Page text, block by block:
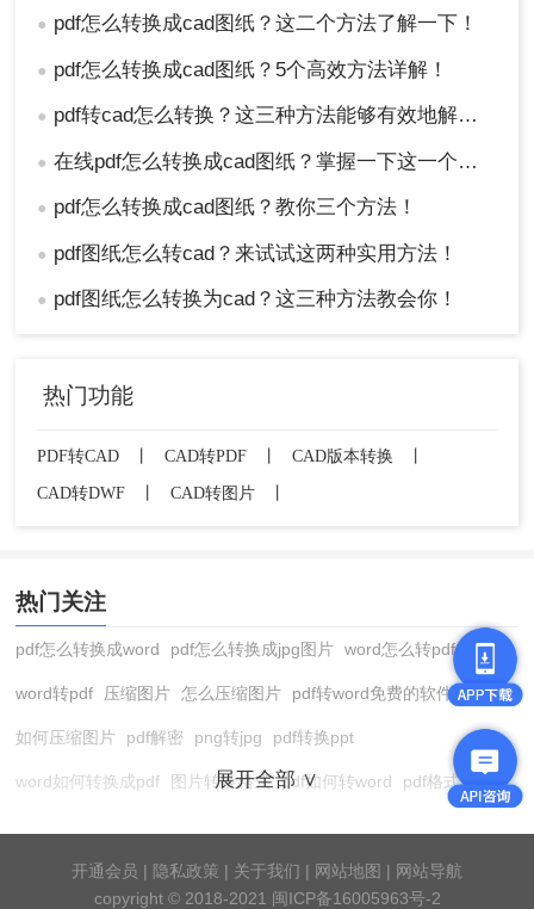
→ 选择处理后的图片
4、矢量化设置：
模式：选择【Technical Drawing】
Curves】
文字：启用【OCR】→ 选择中文识别库
阈值：滑块调至 70-85（根据图纸深浅微
调）
5、执行转换：点击【Vectorize】→ 预览修正
在AutoCAD中用
推荐工具
DWG Converter
✅ 优点：
界面中文友好，操作门槛低
保留基础图层结构
❌ 缺点 ：
免费版有水印/页数限制
● pdf怎么转换成cad图纸？这二个方法了解一下！
● pdf怎么转换成cad图纸？5个高效方法详解！
● pdf转cad怎么转换？这三种方法能够有效地解决问题 ！
● 在线pdf怎么转换成cad图纸？掌握一下这一个方法！
● pdf怎么转换成cad图纸？教你三个方法！
● pdf图纸怎么转cad？来试试这两种实用方法！
● pdf图纸怎么转换为cad？这三种方法教会你！
热门功能
PDF转CAD CAD转PDF CAD版本转换
CAD转DWF
CAD转图片
热门关注
pdf怎么转换成word pdf怎么转换成jpg图片 word怎么转pdf
word转pdf 压缩图片 怎么压缩图片 pdf转word免费的软件
如何压缩图片 pdf解密 png转jpg pdf转换ppt
word如何转换成pdf 图片转换格式 pdf如何转word pdf格式转换
pdf转cad 图片压缩软件 jpg转换成pdf 在线word转pdf
展开全部 ∨
开通会员 | 隐私政策 | 关于我们 | 网站地图 | 网站导航
copyright © 2018-2021 闽ICP备16005963号-2